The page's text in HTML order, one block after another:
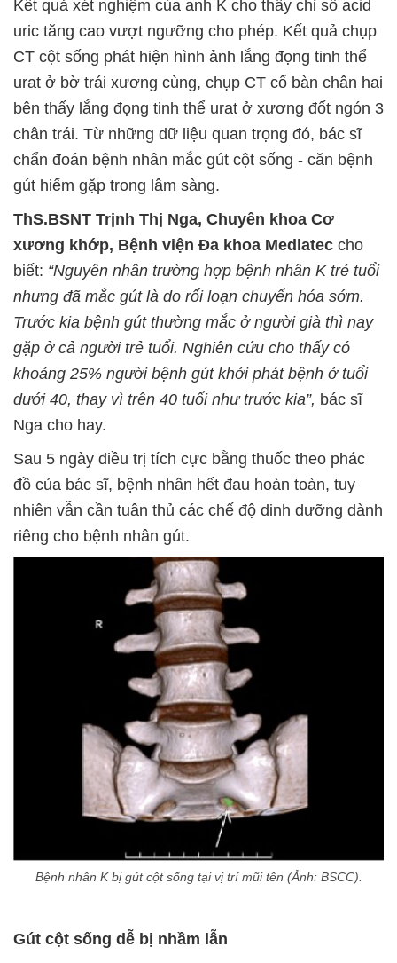
Kết quả xét nghiệm của anh K cho thấy chỉ số acid
uric tăng cao vượt ngưỡng cho phép. Kết quả chụp
CT cột sống phát hiện hình ảnh lắng đọng tinh thể
urat ở bờ trái xương cùng, chụp CT cổ bàn chân hai
bên thấy lắng đọng tinh thể urat ở xương đốt ngón 3
chân trái. Từ những dữ liệu quan trọng đó, bác sĩ
chẩn đoán bệnh nhân mắc gút cột sống - căn bệnh
gút hiếm gặp trong lâm sàng.
ThS.BSNT Trịnh Thị Nga, Chuyên khoa Cơ
xương khớp, Bệnh viện Đa khoa Medlatec cho
biết: “Nguyên nhân trường hợp bệnh nhân K trẻ tuổi
nhưng đã mắc gút là do rối loạn chuyển hóa sớm.
Trước kia bệnh gút thường mắc ở người già thì nay
gặp ở cả người trẻ tuổi. Nghiên cứu cho thấy có
khoảng 25% người bệnh gút khởi phát bệnh ở tuổi
dưới 40, thay vì trên 40 tuổi như trước kia”, bác sĩ
Nga cho hay.
Sau 5 ngày điều trị tích cực bằng thuốc theo phác
đồ của bác sĩ, bệnh nhân hết đau hoàn toàn, tuy
nhiên vẫn cần tuân thủ các chế độ dinh dưỡng dành
riêng cho bệnh nhân gút.
Bệnh nhân K bị gút cột sống tại vị trí mũi tên (Ảnh: BSCC).
Gút cột sống dễ bị nhầm lẫn